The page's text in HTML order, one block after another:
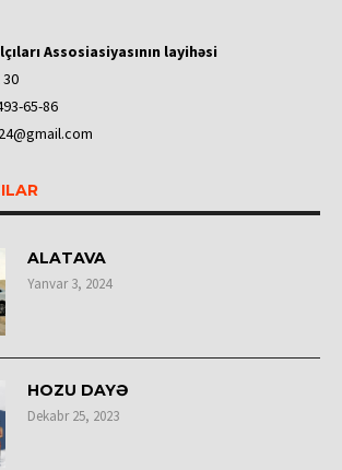
Assosiasiyasının layihəsi
30
65-86
ALATAVA
Yanvar 3, 2024
HOZU DAYƏ
Dekabr 25, 2023